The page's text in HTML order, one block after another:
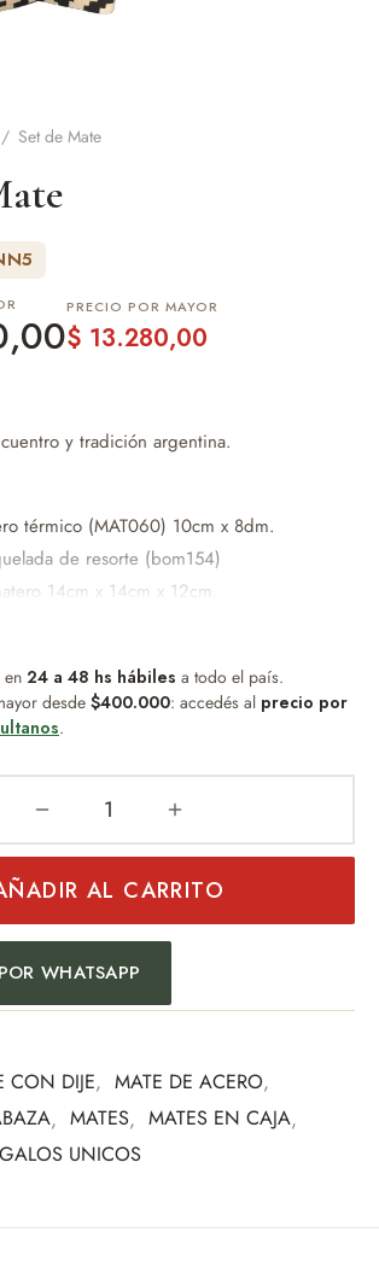
/ Set de Mate
PRECIO POR MAYOR
$ 13.280,00
y tradición argentina.
térmico (MAT060) 10cm x 8dm.
de resorte (bom154)
14cm x 14cm x 12cm.
que combina diseño, practicidad y
con DTFUV
con grabado Laser.
resistente al desgaste y al paso del
para quienes valoran los detalles y la
en 24 a 48 hs hábiles a todo el país.
desde $400.000: accedés al precio por
.
AL CARRITO
WHATSAPP
CON DIJE, MATE DE ACERO,
, MATES, MATES EN CAJA,
UNICOS